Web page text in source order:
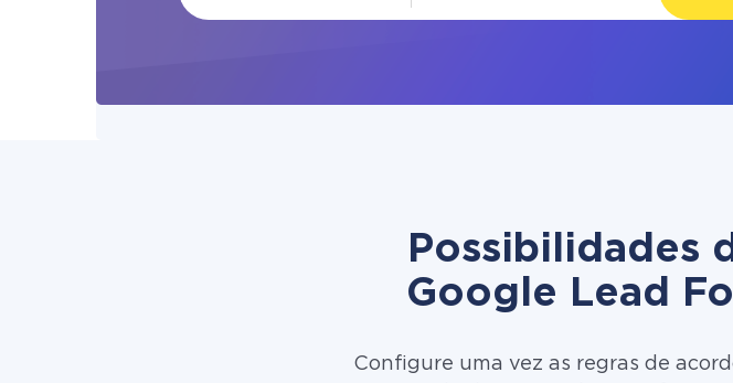
Possibilidades
Google Lead
Configure uma vez as regras de